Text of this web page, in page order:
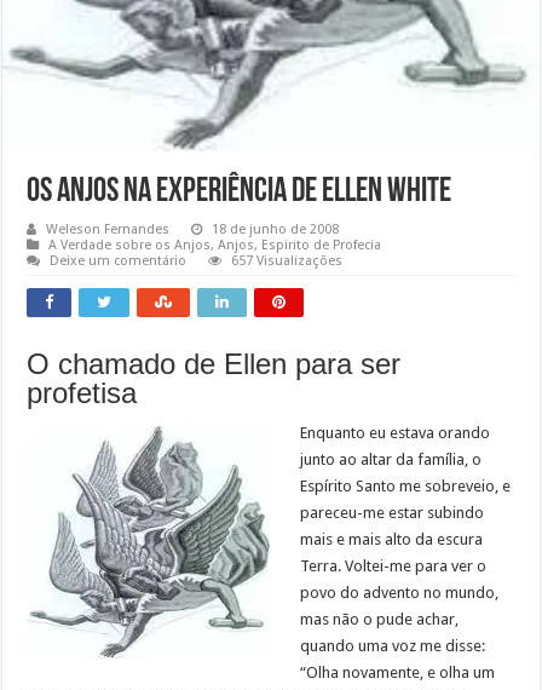
Os anjos na experiência de Ellen White
Weleson Fernandes
18 de junho de 2008
A Verdade sobre os Anjos,Anjos, Espirito de Profecia
Deixe um comentário
657 Visualizações
O chamado de Ellen para ser
profetisa
Enquanto eu estava orando
junto ao altar da família, o
Espírito Santo me sobreveio, e
pareceu-me estar subindo
mais e mais alto da escura
Terra. Voltei-me para ver o
povo do advento no mundo,
mas não o pude achar,
quando uma voz me disse:
“Olha novamente, e olha um